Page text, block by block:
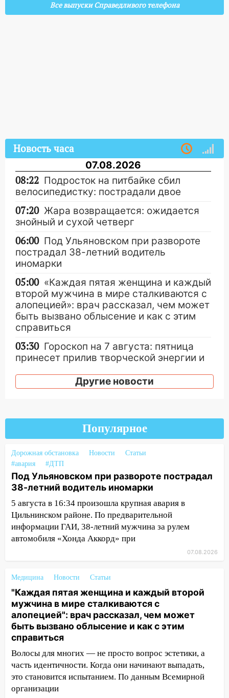
Все выпуски Справедливого телефона
Новость часа
07.08.2026
08:22 Подросток на питбайке сбил
велосипедистку: пострадали двое
07:20 Жара возвращается: ожидается
знойный и сухой четверг
06:00 Под Ульяновском при развороте
пострадал 38-летний водитель
иномарки
05:00 «Каждая пятая женщина и каждый
второй мужчина в мире сталкиваются с
алопецией»: врач рассказал, чем может
быть вызвано облысение и как с этим
справиться
03:30 Гороскоп на 7 августа: пятница
принесет прилив творческой энергии и
ошибки
Ульяновской области
20:04 Ульяновцев приглашают на забег,
посвящённый Дню воздушного флота
России
19:12 В Ульяновской области
руководителя частной компании
наказали за сокрытие прошлого своего
сотрудник
18:02 В Ульяновск едут звезды
оставил в силе приговор руководству
«УльяновскФармации» за махинации на
3,2 млн рублей
16:09 Ветераны легкой атлетики из
Ульяновска успешно выступили на
Чемпионате России
16:02 В Ульяновской области убрали
более 28% площадей зерновых и
зернобобовых культур
Другие новости
Популярное
Дорожная обстановка Новости
Статьи
#авария
#ДТП
Под Ульяновском при развороте пострадал
38-летний водитель иномарки
5 августа в 16:34 произошла крупная авария в
Цильнинском районе. По предварительной
информации ГАИ, 38-летний мужчина за рулем
автомобиля «Хонда Аккорд» при
07.08.2026
Медицина Новости Статьи
"Каждая пятая женщина и каждый второй
мужчина в мире сталкиваются с
алопецией": врач рассказал, чем может
быть вызвано облысение и как с этим
справиться
Волосы для многих — не просто вопрос эстетики, а
часть идентичности. Когда они начинают выпадать,
это становится испытанием. По данным Всемирной
организации